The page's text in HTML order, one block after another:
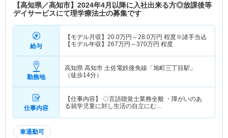
【高知県／高知市】2024年4月以降に入社出来る方◎放課後等
デイサービスにて理学療法士の募集です
給与
【モデル月収】 20.0万円～28.0万円 程度※諸手当込
【モデル年収】 267万円～370万円 程度
勤務地
高知県 高知市 土佐電鉄後免線「旭町三丁目駅」
（徒歩14分）
仕事内容
【仕事内容】 ◇言語聴覚士業務全般 ・障がいのあ
る就学児童に対し生活の自立にむ…
車通勤可